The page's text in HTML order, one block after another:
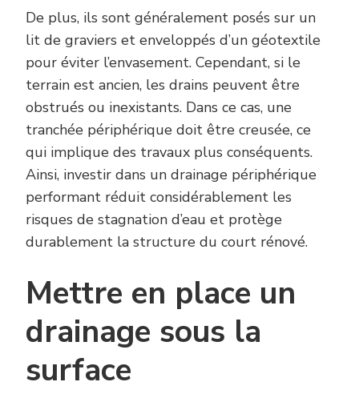
De plus, ils sont généralement posés sur un
lit de graviers et enveloppés d’un géotextile
pour éviter l’envasement. Cependant, si le
terrain est ancien, les drains peuvent être
obstrués ou inexistants. Dans ce cas, une
tranchée périphérique doit être creusée, ce
qui implique des travaux plus conséquents.
Ainsi, investir dans un drainage périphérique
performant réduit considérablement les
risques de stagnation d’eau et protège
durablement la structure du court rénové.
Mettre en place un
drainage sous la
surface